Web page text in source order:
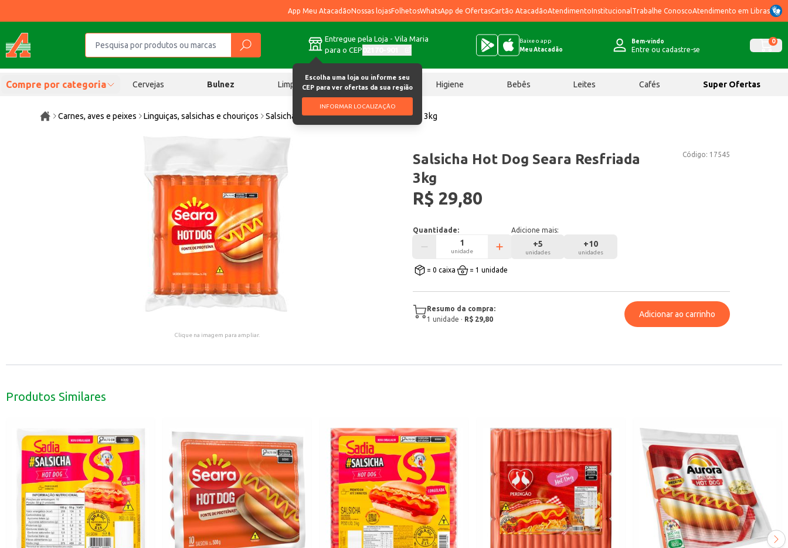
App Meu AtacadãoNossas lojasFolhetosWhatsApp de OfertasCartão AtacadãoAtendimentoInstitucional Trabalhe ConoscoAtendimento em Libras
Entregue pela Loja - Vila Maria
para o CEP
Escolha uma loja ou informe seu
CEP para ver ofertas da sua região
INFORMAR LOCALIZAÇÃO
Baixe o app
Meu Atacadão
Bem-vindo
Entre ou cadastre-se
0
Compre por categoria Cervejas Bulnez Limpeza Chocolates Higiene Bebês Leites Cafés Super Ofertas
Carnes, aves e peixes Linguiças, salsichas e chouriços Salsicha Salsicha Hot Dog Seara Resfriada 3kg
Clique na imagem para ampliar.
Código: 17545
Salsicha Hot Dog Seara Resfriada
3kg
R$ 29,80
Quantidade:
unidade
Adicione mais:
+5
unidades
+10
unidades
= 0 caixa = 1 unidade
Resumo da compra:
1 unidade · R$ 29,80
Adicionar ao carrinho
Produtos Similares